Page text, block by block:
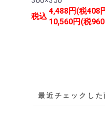
税込
4,488円(税408
10,560円(税
最近チェックした